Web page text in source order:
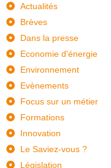
Actualités
Brèves
Dans la presse
Economie d'énergie
Environnement
Evènements
Focus sur un métier
Formations
Innovation
Le Saviez-vous ?
Législation